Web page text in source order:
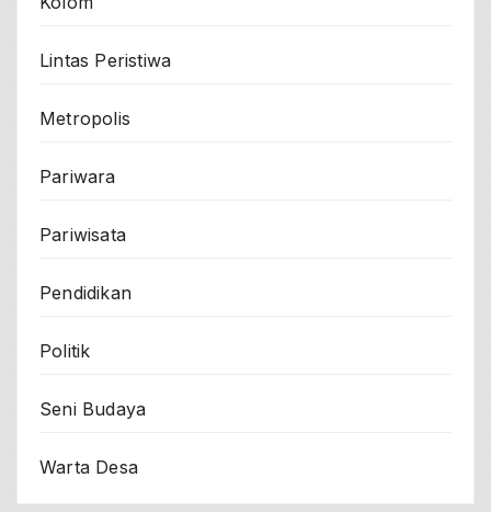
Lintas Peristiwa
Metropolis
Pariwara
Pariwisata
Pendidikan
Politik
Seni Budaya
Warta Desa